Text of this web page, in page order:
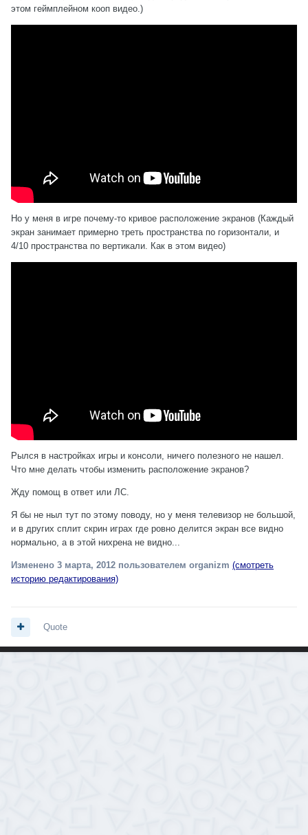
этом геймплейном кооп видео.)
Но у меня в игре почему-то кривое расположение экранов (Каждый
экран занимает примерно треть пространства по горизонтали, и
4/10 пространства по вертикали. Как в этом видео)
Рылся в настройках игры и консоли, ничего полезного не нашел.
Что мне делать чтобы изменить расположение экранов?
Жду помощ в ответ или ЛС.
Я бы не ныл тут по этому поводу, но у меня телевизор не большой,
и в других сплит скрин играх где ровно делится экран все видно
нормально, а в этой нихрена не видно...
Изменено 3 марта, 2012 пользователем organizm (смотреть
историю редактирования)
Quote